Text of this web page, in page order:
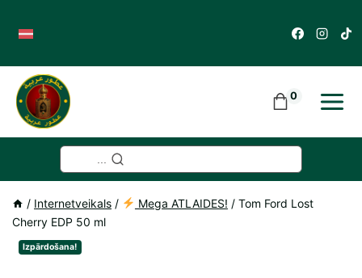
content
0
/ Internetveikals / Mega ATLAIDES! / Tom Ford Lost
Cherry EDP 50 ml
Izpārdošana!